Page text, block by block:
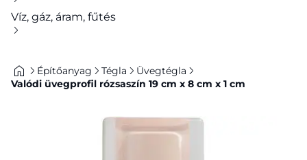
Víz, gáz, áram, fűtés
Építőanyag Tégla
Üvegtégla
Valódi üvegprofil rózsaszín 19 cm x 8 cm x 1 cm